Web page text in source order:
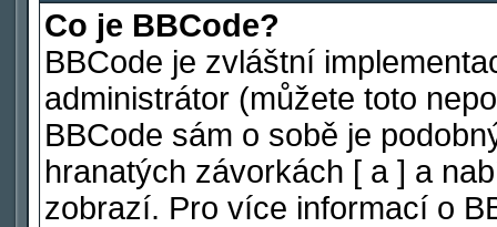
Co je BBCode?
BBCode je zvláštní
administrátor (můžete toto
BBCode sám o sobě je
hranatých závorkách [ a ] a
zobrazí. Pro více informací o